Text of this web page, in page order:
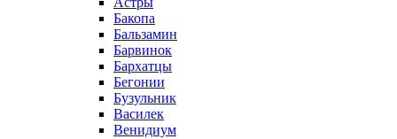
Бакопа
Бальзамин
Барвинок
Бархатцы
Бегонии
Бузульник
Василек
Венидиум